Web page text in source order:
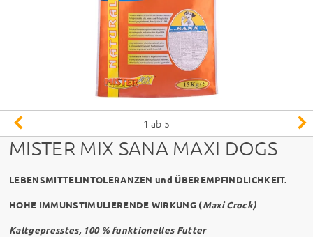
1 ab 5
MISTER MIX SANA MAXI DOGS
LEBENSMITTELINTOLERANZEN und ÜBEREMPFINDLICHKEIT.
HOHE IMMUNSTIMULIERENDE WIRKUNG (Maxi Crock)
Kaltgepresstes, 100 % funktionelles Futter